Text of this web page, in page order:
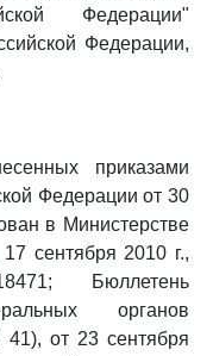
Федерации"
Федерации,
приказами
Федерации от 30
в Министерстве
сентября 2010 г.,
Бюллетень
органов
41), от 23 сентября